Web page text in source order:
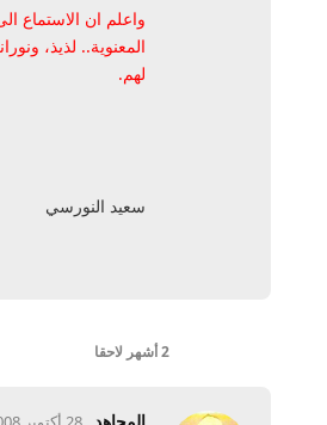
واعلم ان الاستماع
المعنوية.. لذيذ،
لهم.
سعيد النورسي
2 أشهر لاحقا